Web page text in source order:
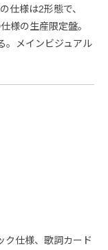
仕様は2形態で、
様の生産限定盤。
。メインビジュアル
ク仕様、歌詞カード